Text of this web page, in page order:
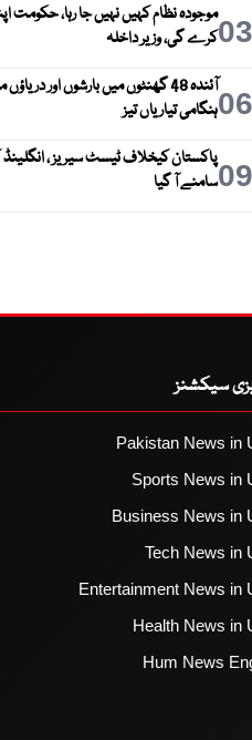
03موجودہ نظام کہیں نہیں جا رہا،
کرے گی، وزیر داخلہ
06
آئندہ 48 گھنٹوں میں بارشوں اور
ہنگامی تیاریاں تیز
09سامنے آ گیا
سیکشنز
Pakistan News in
Sports News in
Business News in
Tech News in
Entertainment News in
Health News in
Hum News